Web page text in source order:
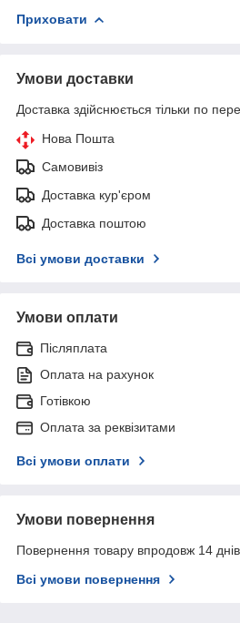
Приховати
Умови доставки
Доставка здійснюється тільки по
Нова Пошта
Самовивіз
Доставка кур'єром
Доставка поштою
Всі умови доставки
Умови оплати
Післяплата
Оплата на рахунок
Готівкою
Оплата за реквізитами
Всі умови оплати
Умови повернення
Повернення товару впродовж 14
Всі умови повернення